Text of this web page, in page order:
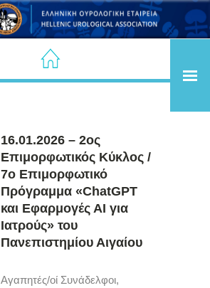
16.01.2026 – 2ος
Επιμορφωτικός Κύκλος /
7ο Επιμορφωτικό
Πρόγραμμα «ChatGPT
και Εφαρμογές ΑΙ για
Ιατρούς» του
Πανεπιστημίου Αιγαίου
Αγαπητές/οί Συνάδελφοι,